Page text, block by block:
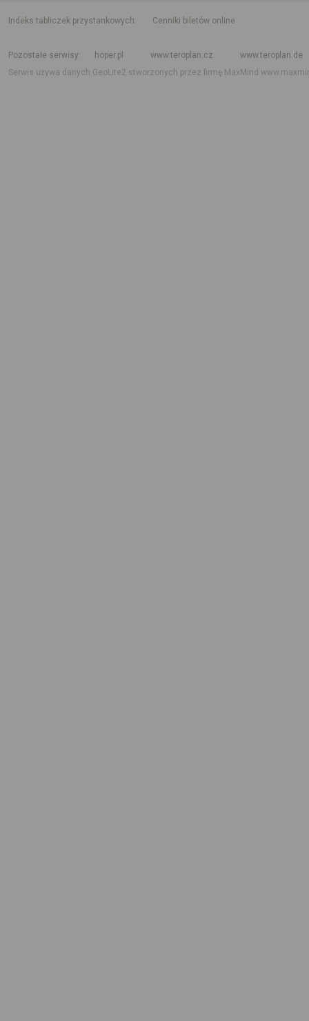
indeks tabliczek przystankowych
Cenniki biletów online
Pozostałe serwisy
hoper.pl www.teroplan.cz
www.teroplan.de
Serwis używa danych GeoLite2 stworzonych przez firmę MaxMind